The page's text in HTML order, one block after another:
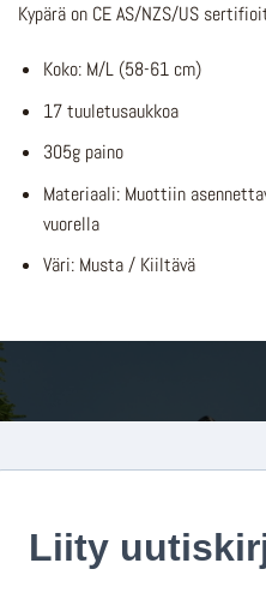
Kypärä on CE AS/NZS/US
Koko: M/L (58-61 cm)
17 tuuletusaukkoa
305g paino
Materiaali: Muottiin
vuorella
Väri: Musta / Kiiltävä